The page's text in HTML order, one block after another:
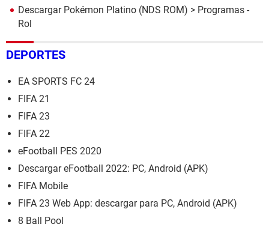
Descargar Pokémon Platino (NDS ROM) > Programas -
Rol
DEPORTES
EA SPORTS FC 24
FIFA 21
FIFA 23
FIFA 22
eFootball PES 2020
Descargar eFootball 2022: PC, Android (APK)
FIFA Mobile
FIFA 23 Web App: descargar para PC, Android (APK)
8 Ball Pool